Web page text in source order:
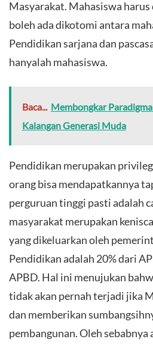
Masyarakat. Mahasiswa
boleh ada dikotomi antara
Pendidikan sarjana dan
hanyalah mahasiswa.
Baca... Membongkar
Kalangan Generasi Muda
Pendidikan merupakan
orang bisa mendapatkannya
perguruan tinggi pasti adalah
masyarakat merupakan
yang dikeluarkan oleh
Pendidikan adalah 20% dari
APBD. Hal ini menujukan
tidak akan pernah terjadi jika
dan memberikan
pembangunan. Oleh sebabnya